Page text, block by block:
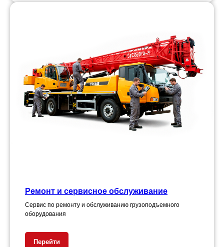
Ремонт и сервисное обслуживание
Сервис по ремонту и обслуживанию грузоподъемного
оборудования
Перейти